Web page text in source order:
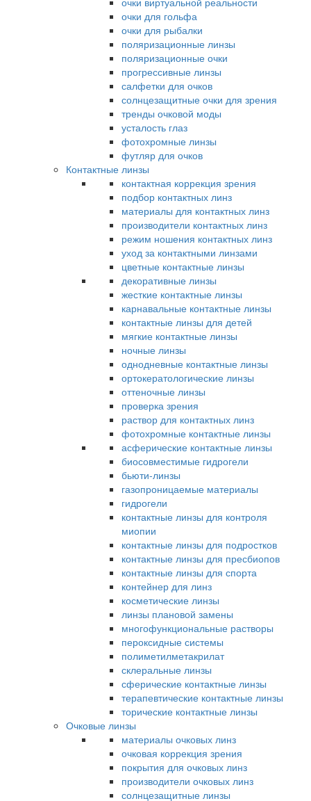
очки для гольфа
очки для рыбалки
поляризационные линзы
поляризационные очки
прогрессивные линзы
салфетки для очков
солнцезащитные очки для зрения
тренды очковой моды
усталость глаз
фотохромные линзы
футляр для очков
Контактные линзы
контактная коррекция зрения
подбор контактных линз
материалы для контактных линз
производители контактных линз
режим ношения контактных линз
уход за контактными линзами
цветные контактные линзы
декоративные линзы
жесткие контактные линзы
карнавальные контактные линзы
контактные линзы для детей
мягкие контактные линзы
ночные линзы
однодневные контактные линзы
ортокератологические линзы
оттеночные линзы
проверка зрения
раствор для контактных линз
фотохромные контактные линзы
асферические контактные линзы
биосовместимые гидрогели
бьюти-линзы
газопроницаемые материалы
гидрогели
контактные линзы для контроля
миопии
контактные линзы для подростков
контактные линзы для пресбиопов
контактные линзы для спорта
контейнер для линз
косметические линзы
линзы плановой замены
многофункциональные растворы
пероксидные системы
полиметилметакрилат
склеральные линзы
сферические контактные линзы
терапевтические контактные линзы
торические контактные линзы
Очковые линзы
материалы очковых линз
очковая коррекция зрения
покрытия для очковых линз
производители очковых линз
солнцезащитные линзы